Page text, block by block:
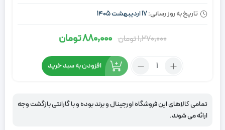
تاریخ به روز رسانی:17 اردیبهشت 1405
1,270,000تومان قیمت
اصلی:
1,270,000
بود.
880,000تومان
قیمت
فعلی:
880,000
تعداد:
آجری
افزودن به سبد خرید
تمامی کالاهای این فروشگاه اورجینال و برند بوده و با گارانتی بازگشت وجه
ارائه می شوند.